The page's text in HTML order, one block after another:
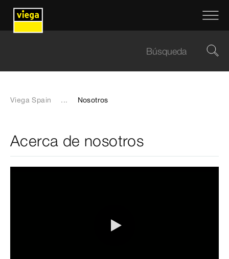
Viega Spain ... Nosotros
Acerca de nosotros